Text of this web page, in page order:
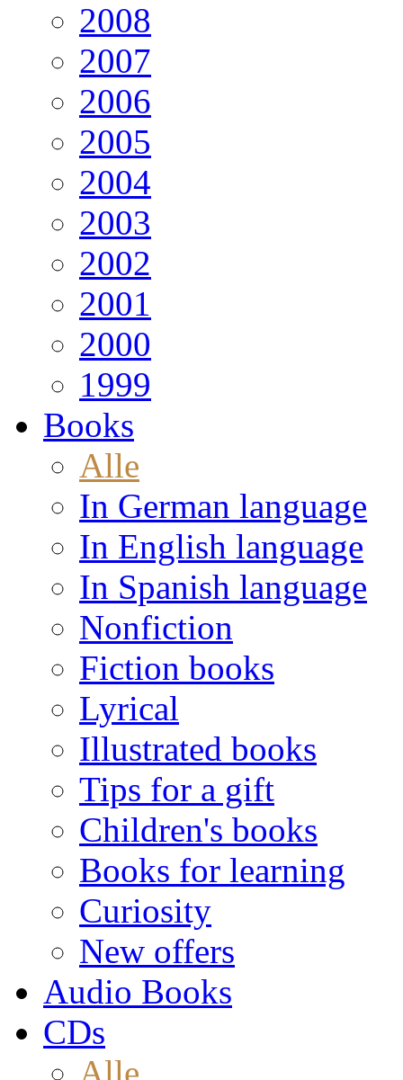
2008
2007
2006
2005
2004
2003
2002
2001
2000
1999
Books
Alle
In German language
In English language
In Spanish language
Nonfiction
Fiction books
Lyrical
Illustrated books
Tips for a gift
Children's books
Books for learning
Curiosity
New offers
Audio Books
CDs